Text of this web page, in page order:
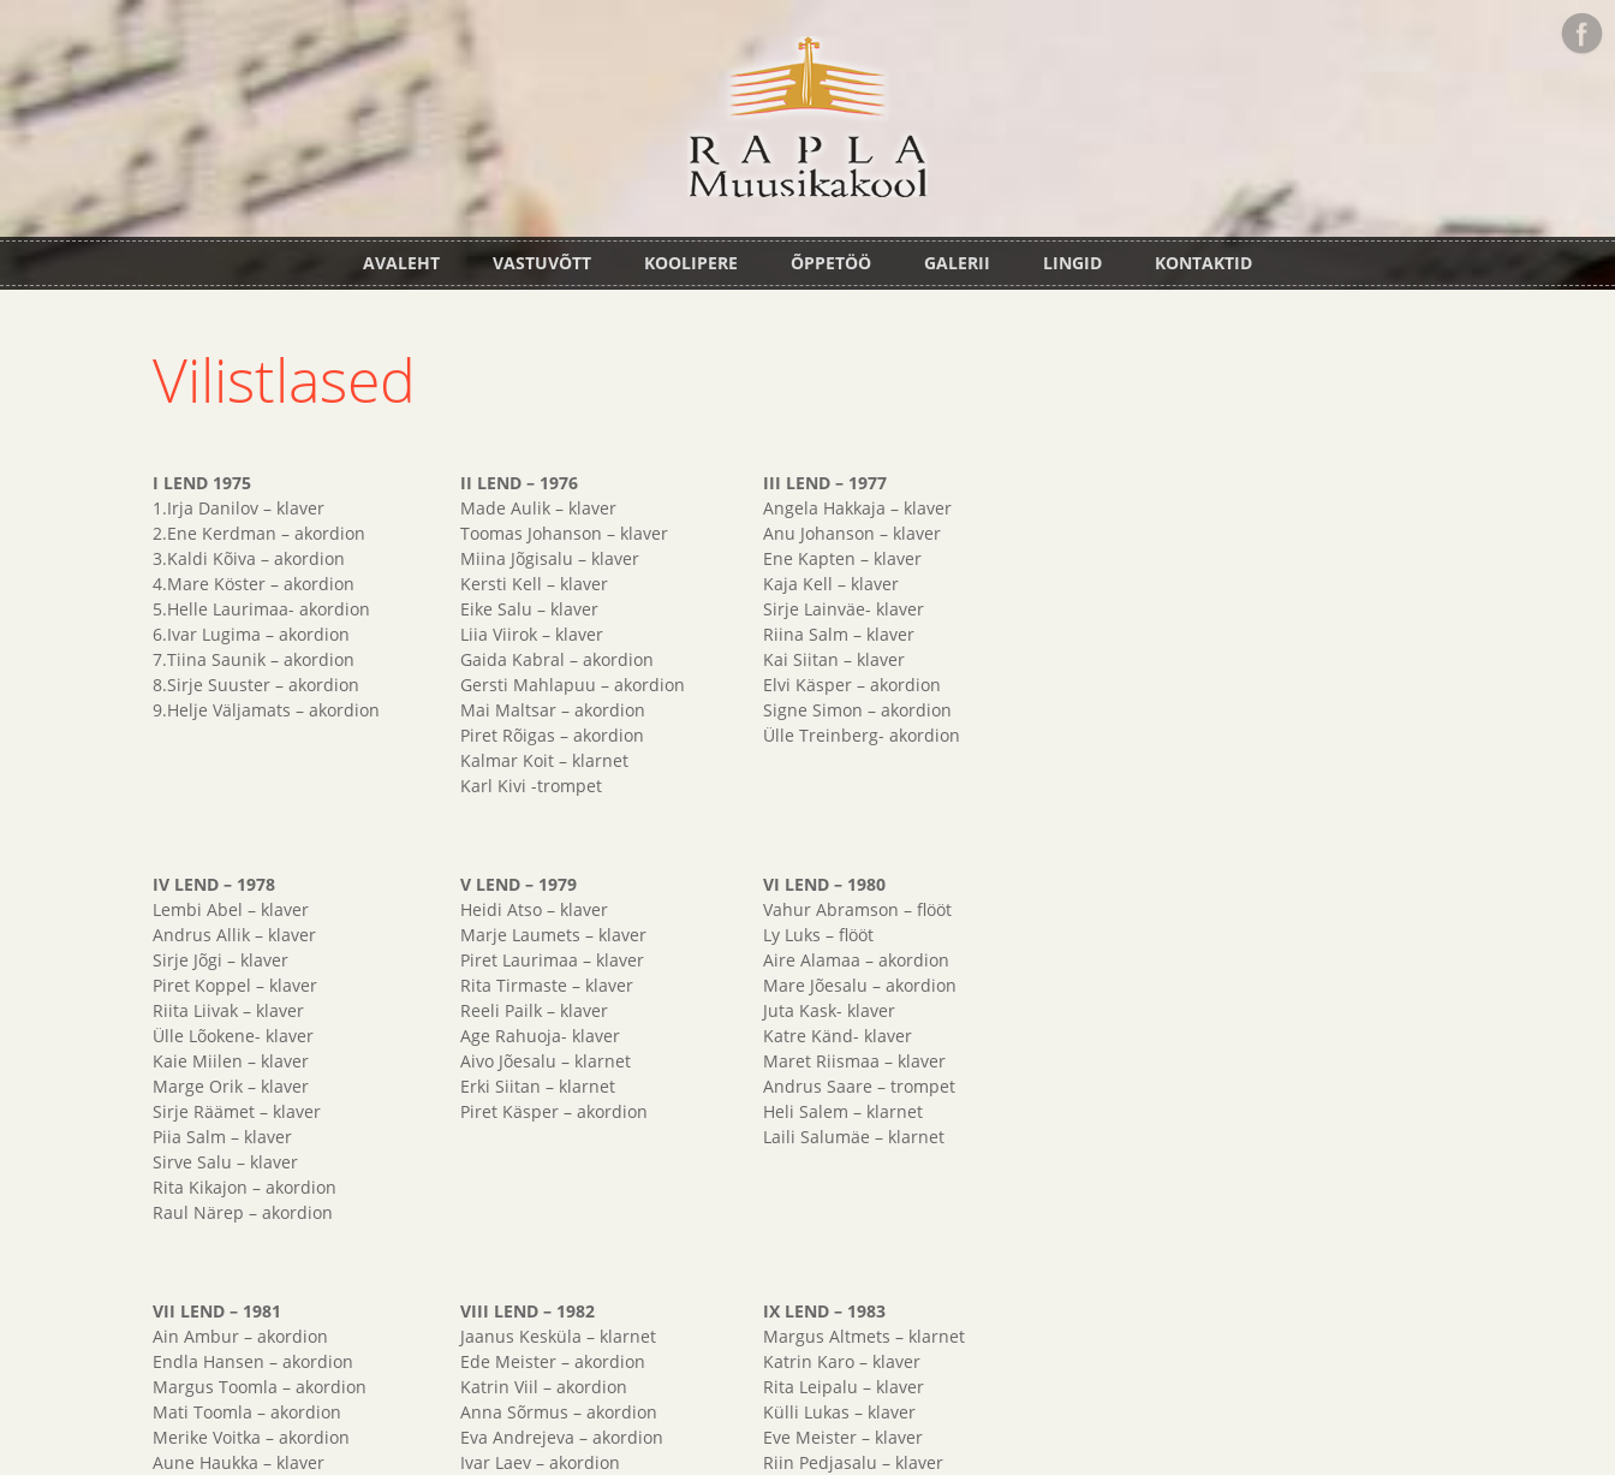
AVALEHT VASTUVÕTT KOOLIPERE ÕPPETÖÖ GALERII LINGID KONTAKTID
Vilistlased
I LEND 1975
1.Irja Danilov – klaver
2.Ene Kerdman – akordion
3.Kaldi Kõiva – akordion
4.Mare Köster – akordion
5.Helle Laurimaa- akordion
6.Ivar Lugima – akordion
7.Tiina Saunik – akordion
8.Sirje Suuster – akordion
9.Helje Väljamats – akordion
II LEND – 1976
Made Aulik – klaver
Toomas Johanson – klaver
Miina Jõgisalu – klaver
Kersti Kell – klaver
Eike Salu – klaver
Liia Viirok – klaver
Gaida Kabral – akordion
Gersti Mahlapuu – akordion
Mai Maltsar – akordion
Piret Rõigas – akordion
Kalmar Koit – klarnet
Karl Kivi -trompet
III LEND – 1977
Angela Hakkaja – klaver
Anu Johanson – klaver
Ene Kapten – klaver
Kaja Kell – klaver
Sirje Lainväe- klaver
Riina Salm – klaver
Kai Siitan – klaver
Elvi Käsper – akordion
Signe Simon – akordion
Ülle Treinberg- akordion
IV LEND – 1978
Lembi Abel – klaver
Andrus Allik – klaver
Sirje Jõgi – klaver
Piret Koppel – klaver
Riita Liivak – klaver
Ülle Lõokene- klaver
Kaie Miilen – klaver
Marge Orik – klaver
Sirje Räämet – klaver
Piia Salm – klaver
Sirve Salu – klaver
Rita Kikajon – akordion
Raul Närep – akordion
V LEND – 1979
Heidi Atso – klaver
Marje Laumets – klaver
Piret Laurimaa – klaver
Rita Tirmaste – klaver
Reeli Pailk – klaver
Age Rahuoja- klaver
Aivo Jõesalu – klarnet
Erki Siitan – klarnet
Piret Käsper – akordion
VI LEND – 1980
Vahur Abramson – flööt
Ly Luks – flööt
Aire Alamaa – akordion
Mare Jõesalu – akordion
Juta Kask- klaver
Katre Känd- klaver
Maret Riismaa – klaver
Andrus Saare – trompet
Heli Salem – klarnet
Laili Salumäe – klarnet
VII LEND – 1981
Ain Ambur – akordion
Endla Hansen – akordion
Margus Toomla – akordion
Mati Toomla – akordion
Merike Voitka – akordion
Aune Haukka – klaver
VIII LEND – 1982
Jaanus Kesküla – klarnet
Ede Meister – akordion
Katrin Viil – akordion
Anna Sõrmus – akordion
Eva Andrejeva – akordion
Ivar Laev – akordion
IX LEND – 1983
Margus Altmets – klarnet
Katrin Karo – klaver
Rita Leipalu – klaver
Külli Lukas – klaver
Eve Meister – klaver
Riin Pedjasalu – klaver